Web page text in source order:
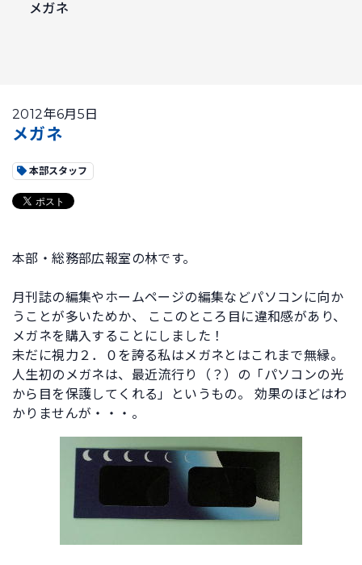
メガネ
2012年6月5日
メガネ
本部スタッフ
本部・総務部広報室の林です。
月刊誌の編集やホームページの編集などパソコンに向か
うことが多いためか、 ここのところ目に違和感があり、
メガネを購入することにしました！
未だに視力２．０を誇る私はメガネとはこれまで無縁。
人生初のメガネは、最近流行り（？）の「パソコンの光
から目を保護してくれる」というもの。 効果のほどはわ
かりませんが・・・。